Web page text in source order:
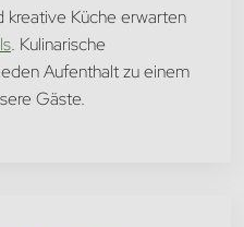
kreative Küche erwarten
. Kulinarische
Aufenthalt zu einem
Gäste.